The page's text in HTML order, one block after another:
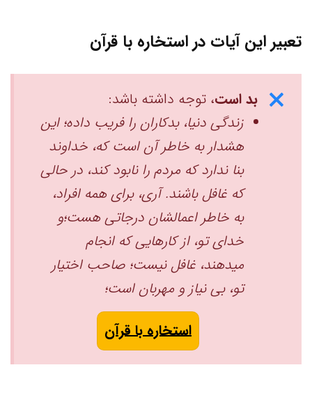
تعبیر این آیات در استخاره با قرآن
بد است، توجه داشته باشد:
زندگی دنیا، بدکاران را فریب داده؛ این
هشدار به خاطر آن است که، خداوند
بنا ندارد که مردم را نابود کند، در حالی
که غافل باشند. ‏آری، برای همه افراد،
به خاطر اعمالشان درجاتی هست؛و
خدای تو، از کارهایی که انجام
میدهند، غافل نیست؛ ‏صاحب اختیار
تو، بی ‌نیاز و مهربان است؛
استخاره با قرآن